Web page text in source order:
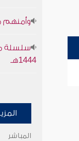
وأمنهم
سلسلة
1444هـ
المباشر